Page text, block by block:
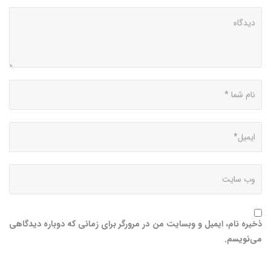
ذخیره نام، ایمیل و وبسایت من در مرورگر برای زمانی که دوباره دیدگاهی
می‌نویسم.